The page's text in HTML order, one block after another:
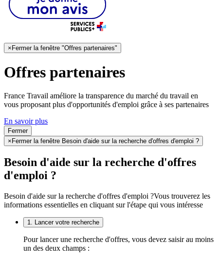
×Fermer la fenêtre "Offres partenaires"
Offres partenaires
France Travail améliore la transparence du marché du travail en
vous proposant plus d'opportunités d'emploi grâce à ses partenaires
En savoir plus
Fermer
× Fermer la fenêtre Besoin d'aide sur la recherche d'offres d'emploi ?
Besoin d'aide sur la recherche d'offres
d'emploi ?
Besoin d'aide sur la recherche d'offres d'emploi ?Vous trouverez les
informations essentielles en cliquant sur l'étape qui vous intéresse
1. Lancer votre recherche
Pour lancer une recherche d'offres, vous devez saisir au moins
un des deux champs :